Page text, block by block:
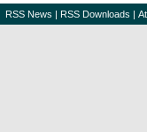
RSS News | RSS Downloads |